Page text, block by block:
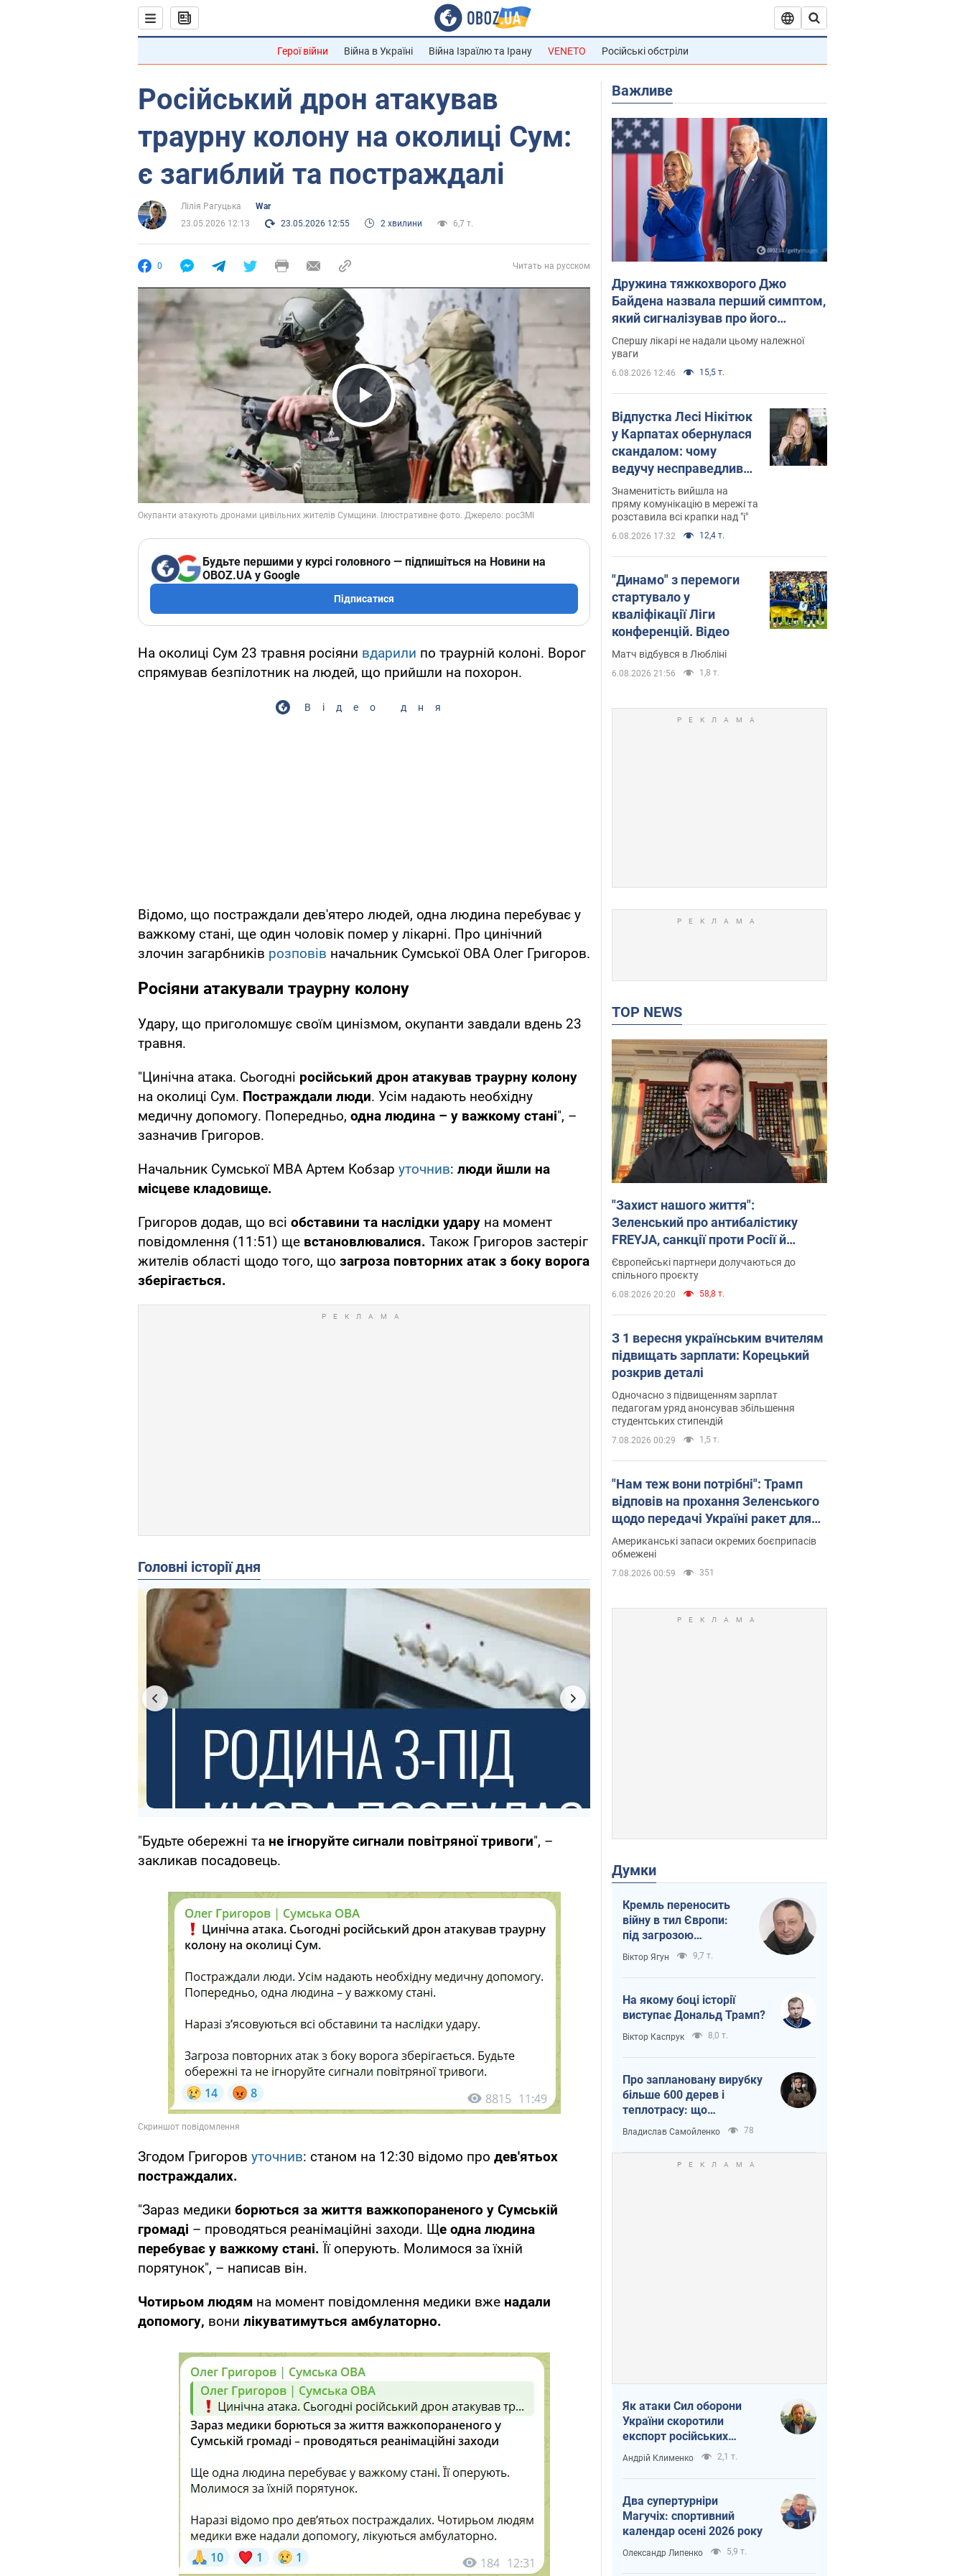
Герої війни Війна в Україні Війна Ізраїлю та Ірану VENETO Російські обстріли
Російський дрон атакував
траурну колону на околиці Сум:
є загиблий та постраждалі
Лілія Рагуцька
War
23.05.2026 12:13
23.05.2026 12:55 2 хвилини 6,7 т.
0 Читать на русском
Play Video
Будьте першими у курсі головного — підпишіться на Новини на
OBOZ.UA у Google
Підписатися
На околиці Сум 23 травня росіяни вдарили по траурній колоні. Ворог
спрямував безпілотник на людей, що прийшли на похорон.
Відео дня
Відомо, що постраждали дев'ятеро людей, одна людина перебуває у
важкому стані, ще один чоловік помер у лікарні. Про цинічний
злочин загарбників розповів начальник Сумської ОВА Олег Григоров.
Росіяни атакували траурну колону
Удару, що приголомшує своїм цинізмом, окупанти завдали вдень 23
травня.
"Цинічна атака. Сьогодні російський дрон атакував траурну колону
на околиці Сум. Постраждали люди. Усім надають необхідну
медичну допомогу. Попередньо, одна людина – у важкому стані", –
зазначив Григоров.
Начальник Сумської МВА Артем Кобзар уточнив: люди йшли на
місцеве кладовище.
Григоров додав, що всі обставини та наслідки удару на момент
повідомлення (11:51) ще встановлювалися. Також Григоров застеріг
жителів області щодо того, що загроза повторних атак з боку ворога
зберігається.
Головні історії дня
"Будьте обережні та не ігноруйте сигнали повітряної тривоги", –
закликав посадовець.
Згодом Григоров уточнив: станом на 12:30 відомо про дев'ятьох
постраждалих.
"Зараз медики борються за життя важкопораненого у Сумській
громаді – проводяться реанімаційні заходи. Ще одна людина
перебуває у важкому стані. Її оперують. Молимося за їхній
порятунок", – написав він.
Чотирьом людям на момент повідомлення медики вже надали
допомогу, вони лікуватимуться амбулаторно.
Важливе
Дружина тяжкохворого Джо
Байдена назвала перший симптом,
який сигналізував про його
"агресивний" рак
Спершу лікарі не надали цьому належної
уваги
6.08.2026 12:46 15,5 т.
Відпустка Лесі Нікітюк
у Карпатах обернулася
скандалом: чому
ведучу несправедливо
захейтили
Знаменитість вийшла на
пряму комунікацію в мережі та
розставила всі крапки над "і"
6.08.2026 17:32 12,4 т.
"Динамо" з перемоги
стартувало у
кваліфікації Ліги
конференцій. Відео
Матч відбувся в Любліні
6.08.2026 21:56 1,8 т.
TOP NEWS
"Захист нашого життя":
Зеленський про антибалістику
FREYJA, санкції проти Росії й
підтримку аграріїв. Відео
Європейські партнери долучаються до
спільного проєкту
6.08.2026 20:20 58,8 т.
З 1 вересня українським вчителям
підвищать зарплати: Корецький
розкрив деталі
Одночасно з підвищенням зарплат
педагогам уряд анонсував збільшення
студентських стипендій
7.08.2026 00:29 1,5 т.
"Нам теж вони потрібні": Трамп
відповів на прохання Зеленського
щодо передачі Україні ракет для
Patriot
Американські запаси окремих боєприпасів
обмежені
7.08.2026 00:59 351
Думки
Кремль переносить
війну в тил Європи:
під загрозою
критична логістика
Віктор Ягун 9,7 т.
На якому боці історії
виступає Дональд Трамп?
Віктор Каспрук 8,0 т.
Про заплановану вирубку
більше 600 дерев і
теплотрасу: що
відбувається на Теремках
у Києві
Владислав Самойленко 78
Як атаки Сил оборони
України скоротили
експорт російських
нафтопродуктів
Андрій Клименко 2,1 т.
Два супертурніри
Магучіх: спортивний
календар осені 2026 року
Олександр Липенко 5,9 т.